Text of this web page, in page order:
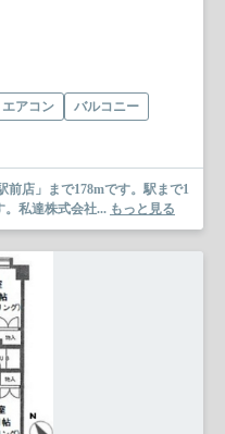
エアコン
バルコニー
店」まで178mです。駅まで1
。私達株式会社... もっと見る